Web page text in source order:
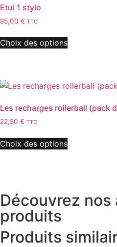
Etui 1 stylo
85,00 € TTC
Choix des options
Les recharges rollerball (pack
22,50 € TTC
Choix des options
Découvrez nos
produits
Produits